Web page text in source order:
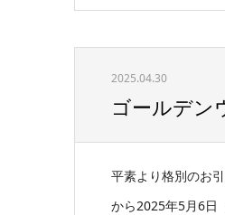
2025.04.30
ゴールデ
平素より格別のお
から2025年5月6日